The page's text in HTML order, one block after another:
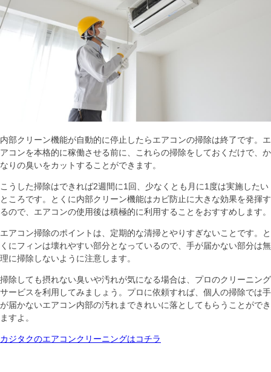
内部クリーン機能が自動的に停止したらエアコンの掃除は終了です。エ
アコンを本格的に稼働させる前に、これらの掃除をしておくだけで、か
なりの臭いをカットすることができます。
こうした掃除はできれば2週間に1回、少なくとも月に1度は実施したい
ところです。とくに内部クリーン機能はカビ防止に大きな効果を発揮す
るので、エアコンの使用後は積極的に利用することをおすすめします。
エアコン掃除のポイントは、定期的な清掃とやりすぎないことです。と
くにフィンは壊れやすい部分となっているので、手が届かない部分は無
理に掃除しないように注意します。
掃除しても摂れない臭いや汚れが気になる場合は、プロのクリーニング
サービスを利用してみましょう。プロに依頼すれば、個人の掃除では手
が届かないエアコン内部の汚れまできれいに落としてもらうことができ
ますよ。
カジタクのエアコンクリーニングはコチラ